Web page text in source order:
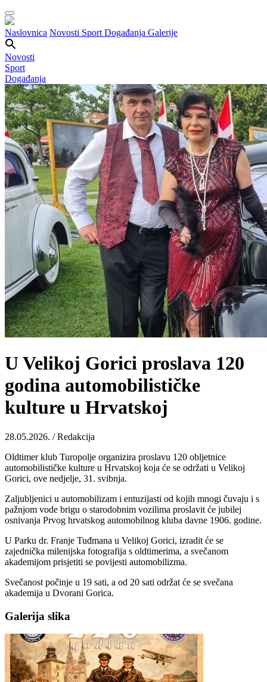
Naslovnica Novosti Sport Događanja Galerije
Novosti
Sport
Događanja
U Velikoj Gorici proslava 120
godina automobilističke
kulture u Hrvatskoj
28.05.2026. / Redakcija
Oldtimer klub Turopolje organizira proslavu 120 obljetnice
automobilističke kulture u Hrvatskoj koja će se održati u Velikoj
Gorici, ove nedjelje, 31. svibnja.
Zaljubljenici u automobilizam i entuzijasti od kojih mnogi čuvaju i s
pažnjom vode brigu o starodobnim vozilima proslavit će jubilej
osnivanja Prvog hrvatskog automobilnog kluba davne 1906. godine.
U Parku dr. Franje Tuđmana u Velikoj Gorici, izradit će se
zajednička milenijska fotografija s oldtimerima, a svečanom
akademijom prisjetiti se povijesti automobilizma.
Svečanost počinje u 19 sati, a od 20 sati održat će se svečana
akademija u Dvorani Gorica.
Galerija slika